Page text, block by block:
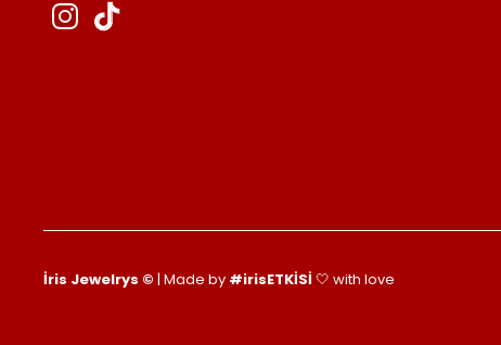
İris Jewelrys © | Made by #irisETKİSİ 🤍 with love